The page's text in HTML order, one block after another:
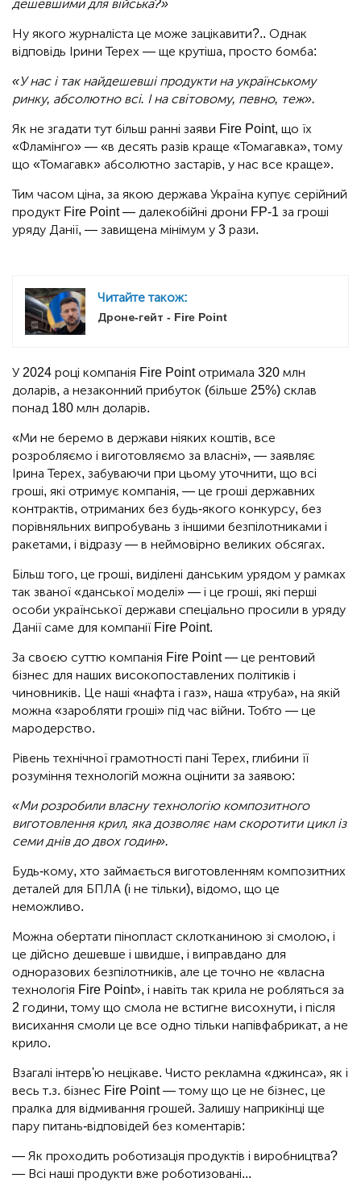
дешевшими для війська?»
Ну якого журналіста це може зацікавити?.. Однак
відповідь Ірини Терех — ще крутіша, просто бомба:
«У нас і так найдешевші продукти на українському
ринку, абсолютно всі. І на світовому, певно, теж».
Як не згадати тут більш ранні заяви Fire Point, що їх
«Фламінго» — «в десять разів краще «Томагавка», тому
що «Томагавк» абсолютно застарів, у нас все краще».
Тим часом ціна, за якою держава Україна купує серійний
продукт Fire Point — далекобійні дрони FP-1 за гроші
уряду Данії, — завищена мінімум у 3 рази.
Читайте також:
Дроне-гейт - Fire Point
У 2024 році компанія Fire Point отримала 320 млн
доларів, а незаконний прибуток (більше 25%) склав
понад 180 млн доларів.
«Ми не беремо в держави ніяких коштів, все
розробляємо і виготовляємо за власні», — заявляє
Ірина Терех, забуваючи при цьому уточнити, що всі
гроші, які отримує компанія, — це гроші державних
контрактів, отриманих без будь-якого конкурсу, без
порівняльних випробувань з іншими безпілотниками і
ракетами, і відразу — в неймовірно великих обсягах.
Більш того, це гроші, виділені данським урядом у рамках
так званої «данської моделі» — і це гроші, які перші
особи української держави спеціально просили в уряду
Данії саме для компанії Fire Point.
За своєю суттю компанія Fire Point — це рентовий
бізнес для наших високопоставлених політиків і
чиновників. Це наші «нафта і газ», наша «труба», на якій
можна «заробляти гроші» під час війни. Тобто — це
мародерство.
Рівень технічної грамотності пані Терех, глибини її
розуміння технологій можна оцінити за заявою:
«Ми розробили власну технологію композитного
виготовлення крил, яка дозволяє нам скоротити цикл із
семи днів до двох годин».
Будь-кому, хто займається виготовленням композитних
деталей для БПЛА (і не тільки), відомо, що це
неможливо.
Можна обертати пінопласт склотканиною зі смолою, і
це дійсно дешевше і швидше, і виправдано для
одноразових безпілотників, але це точно не «власна
технологія Fire Point», і навіть так крила не робляться за
2 години, тому що смола не встигне висохнути, і після
висихання смоли це все одно тільки напівфабрикат, а не
крило.
Взагалі інтерв'ю нецікаве. Чисто рекламна «джинса», як і
весь т.з. бізнес Fire Point — тому що це не бізнес, це
пралка для відмивання грошей. Залишу наприкінці ще
пару питань-відповідей без коментарів:
— Як проходить роботизація продуктів і виробництва?
— Всі наші продукти вже роботизовані...